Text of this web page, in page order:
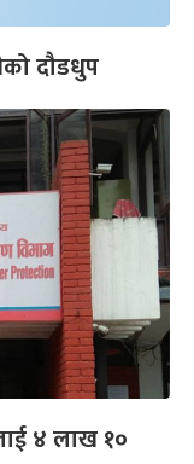
दौडधुप
४ लाख १०